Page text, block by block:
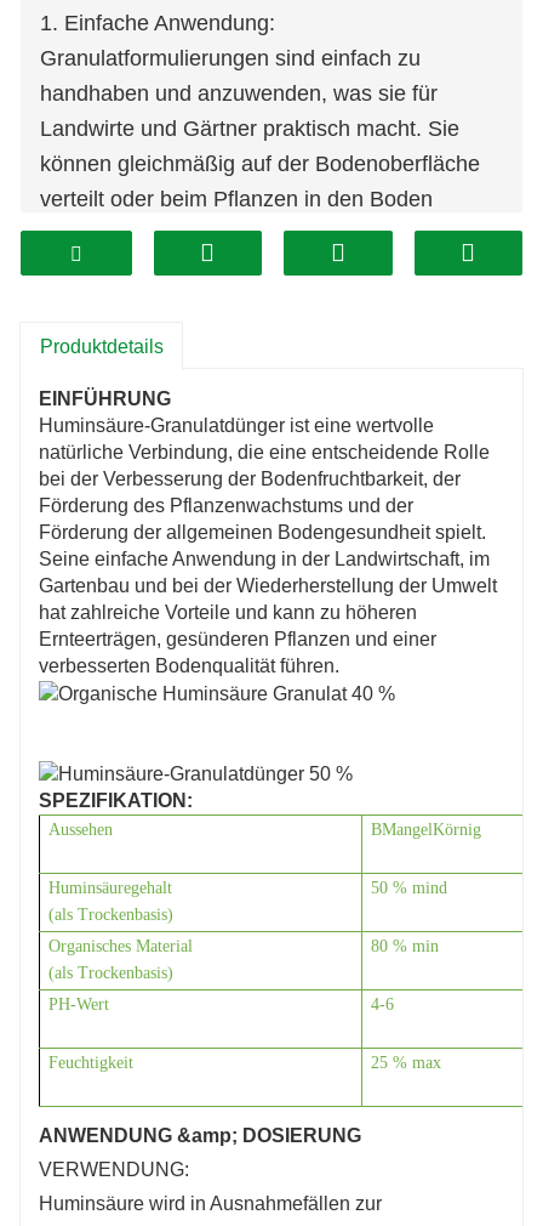
1. Einfache Anwendung:
Granulatformulierungen sind einfach zu
handhaben und anzuwenden, was sie für
Landwirte und Gärtner praktisch macht. Sie
können gleichmäßig auf der Bodenoberfläche
verteilt oder beim Pflanzen in den Boden
eingearbeitet werden, um eine gleichmäßige
Nährstoffverteilung und -aufnahme durch die
2. Nährstoffgehalt: Mit einer
dieser Dünger eine erhebliche Menge an
organischem Kohlenstoff und essentiellen
Nährstoffen für Pflanzen und unterstützt so ein
gesundes Wachstum und eine gesunde
Entwicklung.
3.Bodenverbesserung: Das Granulat trägt zur
Verbesserung der Bodenstruktur, Porosität und
Wasserrückhaltekapazität bei. Sie verbessern
die Bodenbelüftung, die Wurzeldurchdringung
verbesserten Bodenfruchtbarkeit und
allgemeinen Bodengesundheit führt.
4. PH-Regulierung: Huminsäure fungiert als
natürlicher pH-Puffer und trägt dazu bei, den
pH-Wert des Bodens im optimalen Bereich für
das Pflanzenwachstum zu halten. Durch die
Neutralisierung des Säuregehalts oder der
Alkalität des Bodens entsteht ein
ausgewogenes Bodenmilieu, das die
Nährstoffaufnahme und die Pflanzengesundheit
begünstigt.
5.Stressresistenz: Das Vorhandensein von
Produktdetails
EINFÜHRUNG
Huminsäure-Granulatdünger ist eine wertvolle
natürliche Verbindung, die eine entscheidende Rolle
bei der Verbesserung der Bodenfruchtbarkeit, der
Förderung des Pflanzenwachstums und der
Förderung der allgemeinen Bodengesundheit spielt.
Seine einfache Anwendung in der Landwirtschaft, im
Gartenbau und bei der Wiederherstellung der Umwelt
hat zahlreiche Vorteile und kann zu höheren
Ernteerträgen, gesünderen Pflanzen und einer
verbesserten Bodenqualität führen.
SPEZIFIKATION:
Aussehen BMangelKörnig
Huminsäuregehalt
(als Trockenbasis)
50 % mind
Organisches Material
(als Trockenbasis)
80 % min
PH-Wert 4-6
Feuchtigkeit 25 % max
ANWENDUNG &amp; DOSIERUNG
VERWENDUNG:
Huminsäure wird in Ausnahmefällen zur